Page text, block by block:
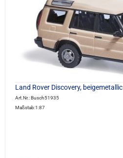
Land Rover Discovery, beigemetallic
Art.Nr.: Busch51935
Maßstab:1:87